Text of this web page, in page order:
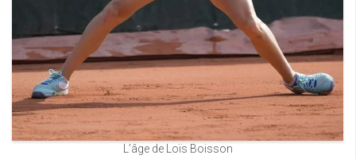
L’âge de Loïs Boisson